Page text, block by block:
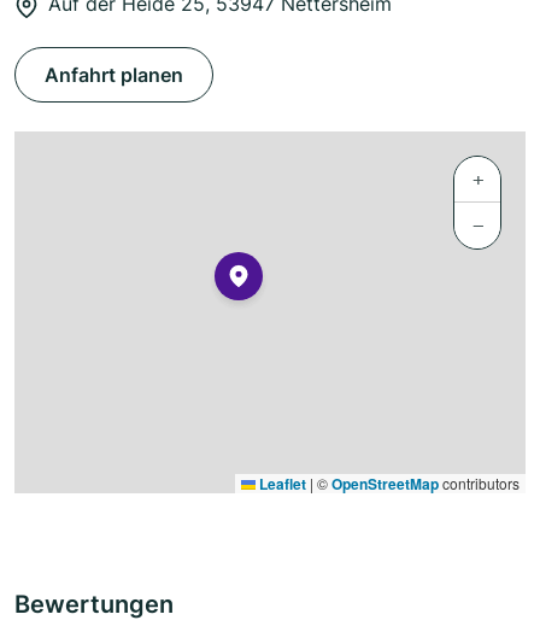
Anfahrt planen
+
−
Leaflet | ©OpenStreetMapcontributors
Bewertungen